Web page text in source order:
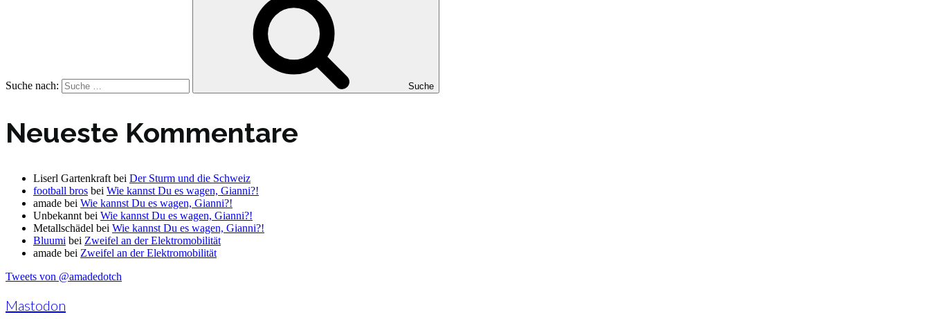
Suche nach: Suche
Neueste Kommentare
Liserl Gartenkraft bei Der Sturm und die Schweiz
football bros bei Wie kannst Du es wagen, Gianni?!
amade bei Wie kannst Du es wagen, Gianni?!
Unbekannt bei Wie kannst Du es wagen, Gianni?!
Metallschädel bei Wie kannst Du es wagen, Gianni?!
Bluumi bei Zweifel an der Elektromobilität
amade bei Zweifel an der Elektromobilität
Tweets von @amadedotch
Mastodon